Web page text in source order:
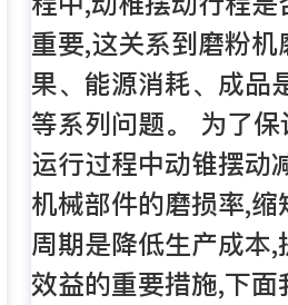
重要,这关系到磨粉机
果、能源消耗、成品
等系列问题。 为了
运行过程中动锥摆动
机械部件的磨损率,缩
周期是降低生产成本,
效益的重要措施,下面